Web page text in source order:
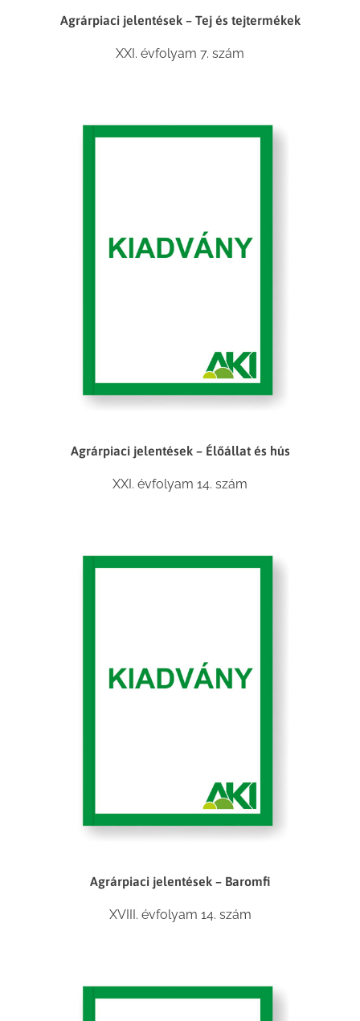
Agrárpiaci jelentések – Tej és tejtermékek
XXI. évfolyam 7. szám
Agrárpiaci jelentések – Élőállat és hús
XXI. évfolyam 14. szám
Agrárpiaci jelentések – Baromfi
XVIII. évfolyam 14. szám